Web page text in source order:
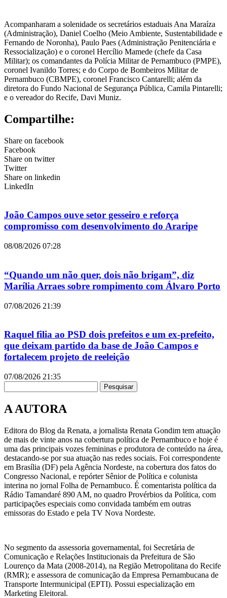
Acompanharam a solenidade os secretários estaduais Ana Maraíza
(Administração), Daniel Coelho (Meio Ambiente, Sustentabilidade e
Fernando de Noronha), Paulo Paes (Administração Penitenciária e
Ressocialização) e o coronel Hercílio Mamede (chefe da Casa
Militar); os comandantes da Polícia Militar de Pernambuco (PMPE),
coronel Ivanildo Torres; e do Corpo de Bombeiros Militar de
Pernambuco (CBMPE), coronel Francisco Cantarelli; além da
diretora do Fundo Nacional de Segurança Pública, Camila Pintarelli;
e o vereador do Recife, Davi Muniz.
Compartilhe:
Share on facebook
Facebook
Share on twitter
Twitter
Share on linkedin
LinkedIn
João Campos ouve setor gesseiro e reforça
compromisso com desenvolvimento do Araripe
08/08/2026 07:28
“Quando um não quer, dois não brigam”, diz
Marília Arraes sobre rompimento com Álvaro Porto
07/08/2026 21:39
Raquel filia ao PSD dois prefeitos e um ex-prefeito,
que deixam partido da base de João Campos e
fortalecem projeto de reeleição
07/08/2026 21:35
Pesquisar
A AUTORA
Editora do Blog da Renata, a jornalista Renata Gondim tem atuação
de mais de vinte anos na cobertura política de Pernambuco e hoje é
uma das principais vozes femininas e produtora de conteúdo na área,
destacando-se por sua atuação nas redes sociais. Foi correspondente
em Brasília (DF) pela Agência Nordeste, na cobertura dos fatos do
Congresso Nacional, e repórter Sênior de Política e colunista
interina no jornal Folha de Pernambuco. É comentarista política da
Rádio Tamandaré 890 AM, no quadro Provérbios da Política, com
participações especiais como convidada também em outras
emissoras do Estado e pela TV Nova Nordeste.
No segmento da assessoria governamental, foi Secretária de
Comunicação e Relações Institucionais da Prefeitura de São
Lourenço da Mata (2008-2014), na Região Metropolitana do Recife
(RMR); e assessora de comunicação da Empresa Pernambucana de
Transporte Intermunicipal (EPTI). Possui especialização em
Marketing Eleitoral.